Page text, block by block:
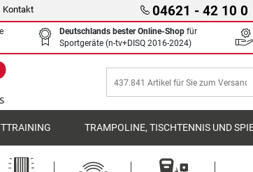
Kontakt 04621 - 42 10 0
Deutschlands bester Online-Shop für
Sportgeräte (n-tv+DISQ 2016-2024)
TRAMPOLINE, TISCHTENNIS UND